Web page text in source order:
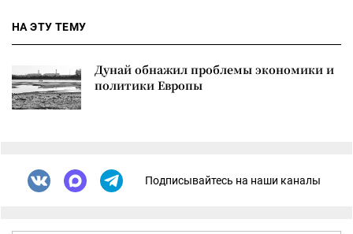
НА ЭТУ ТЕМУ
Дунай обнажил проблемы экономики и
политики Европы
Подписывайтесь на наши каналы